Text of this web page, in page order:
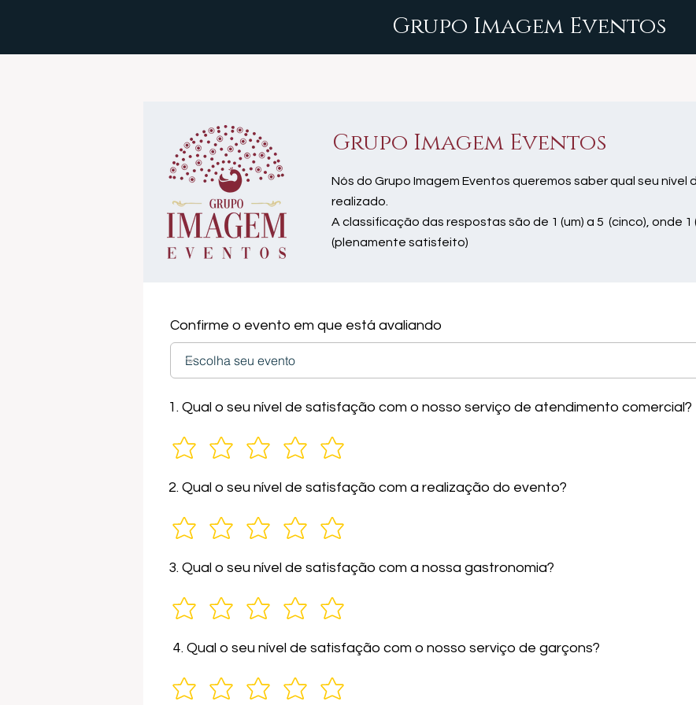
Grupo Imagem Eventos
Grupo Imagem Eventos
Nós do Grupo Imagem Eventos queremos saber qual seu
realizado.
A classificação das respostas são de 1 (um) a 5 (cinco), onde
(plenamente satisfeito)
Confirme o evento em que está avaliando
1. Qual o seu nível de satisfação com o nosso serviço de atendimento comercial?
2. Qual o seu nível de satisfação com a realização do evento?
3. Qual o seu nível de satisfação com a nossa gastronomia?
4. Qual o seu nível de satisfação com o nosso serviço de garçons?